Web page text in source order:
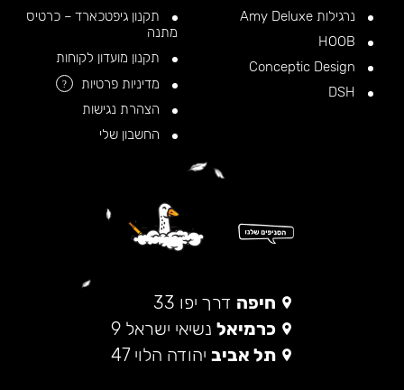
נרגילות Amy Deluxe
תקנון גיפטכארד – כרטיס
מתנה
תקנון מועדון לקוחות
מדיניות פרטיות
?
הצהרת נגישות
החשבון שלי
חיפה דרך יפו 33
כרמיאל נשיאי ישראל 9
תל אביב יהודה הלוי 47